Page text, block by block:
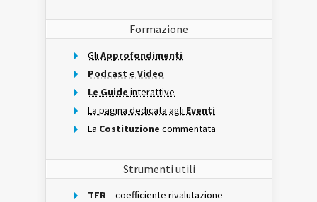
Formazione
Gli Approfondimenti
Podcast e Video
Le Guide interattive
La pagina dedicata agli Eventi
La Costituzione commentata
Strumenti utili
TFR– coefficiente rivalutazione